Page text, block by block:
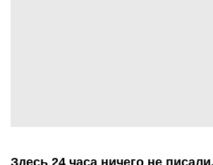
Здесь 24 часа ничего не